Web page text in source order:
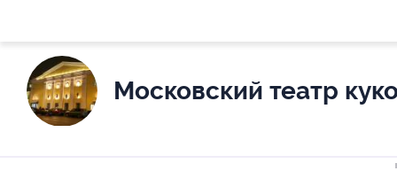
Московский театр